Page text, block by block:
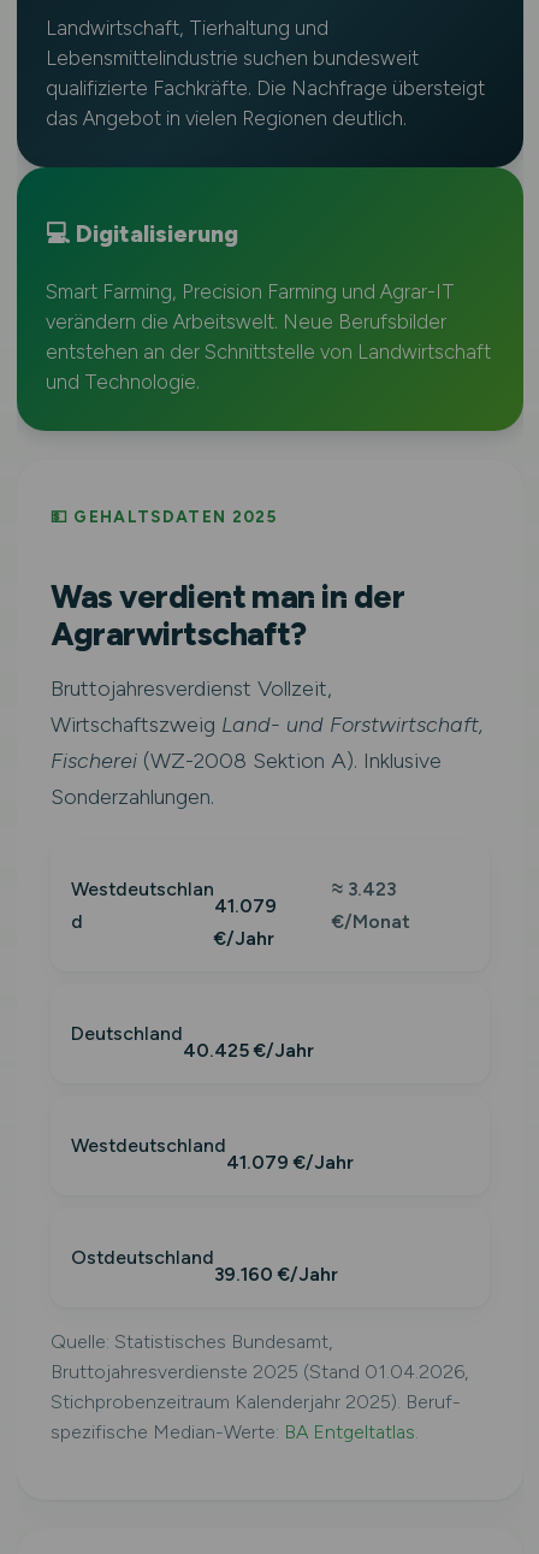
Landwirtschaft, Tierhaltung und
Lebensmittelindustrie suchen bundesweit
qualifizierte Fachkräfte. Die Nachfrage übersteigt
das Angebot in vielen Regionen deutlich.
💻 Digitalisierung
Smart Farming, Precision Farming und Agrar-IT
verändern die Arbeitswelt. Neue Berufsbilder
entstehen an der Schnittstelle von Landwirtschaft
und Technologie.
💵 GEHALTSDATEN 2025
Was verdient man in der
Agrarwirtschaft?
Bruttojahresverdienst Vollzeit,
Wirtschaftszweig Land- und Forstwirtschaft,
Fischerei(WZ-2008 Sektion A). Inklusive
Sonderzahlungen.
Westdeutschlan
d
41.079
€/Jahr
≈ 3.423
€/Monat
Deutschland
40.425 €/Jahr
Westdeutschland
41.079 €/Jahr
Ostdeutschland
39.160 €/Jahr
Quelle: Statistisches Bundesamt,
Bruttojahresverdienste 2025 (Stand 01.04.2026,
Stichprobenzeitraum Kalenderjahr 2025). Beruf-
spezifische Median-Werte: BA Entgeltatlas.